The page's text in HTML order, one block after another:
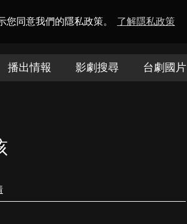
您同意我們的隱私政策。 了解隱私政策
播出情報 影劇搜尋 台劇國片